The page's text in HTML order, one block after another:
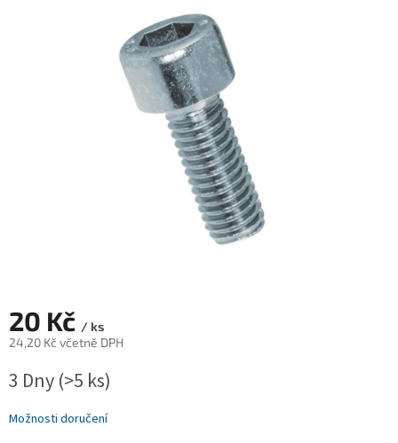
20 Kč / ks
24,20 Kč včetně DPH
cena:
3 Dny(>5 ks)
Možnosti doručení